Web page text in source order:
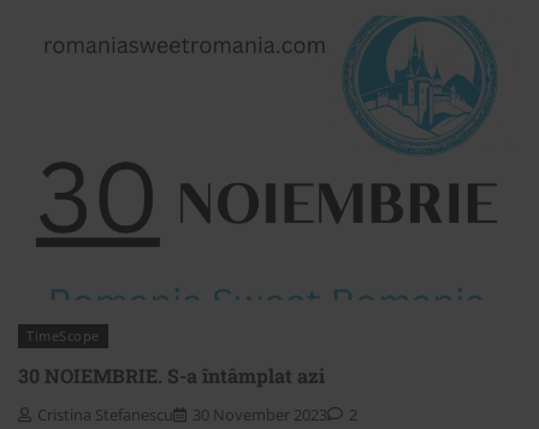
TimeScope
30 NOIEMBRIE. S-a întâmplat azi
Cristina Stefanescu 30 November 2023 2